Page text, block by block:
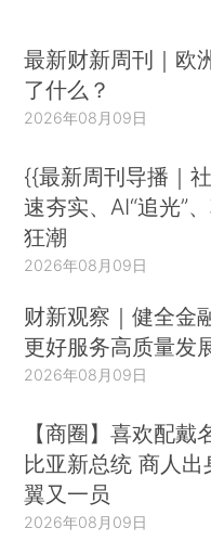
最新财新周刊｜欧
了什么？
2026年08月09日
{{最新周刊导播｜
速夯实、AI“追光”
狂潮
2026年08月09日
财新观察｜健全金
更好服务高质量发
2026年08月09日
【商圈】喜欢配戴
比亚新总统 商人出
翼又一员
2026年08月09日